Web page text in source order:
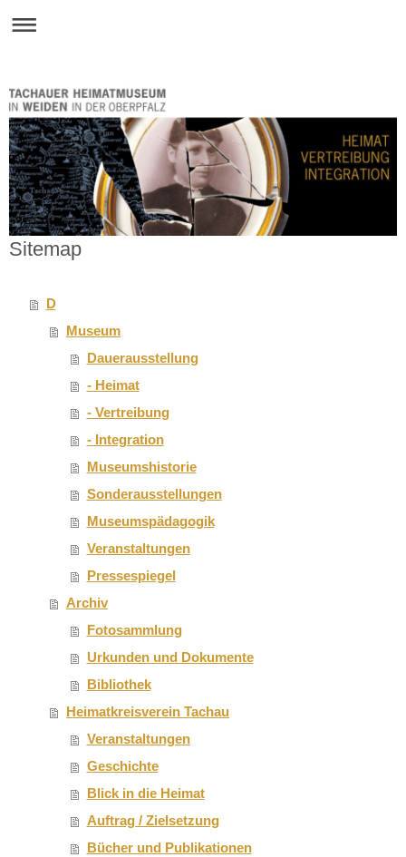
Sitemap
D
Museum
Dauerausstellung
- Heimat
- Vertreibung
- Integration
Museumshistorie
Sonderausstellungen
Museumspädagogik
Veranstaltungen
Pressespiegel
Archiv
Fotosammlung
Urkunden und Dokumente
Bibliothek
Heimatkreisverein Tachau
Veranstaltungen
Geschichte
Blick in die Heimat
Auftrag / Zielsetzung
Bücher und Publikationen